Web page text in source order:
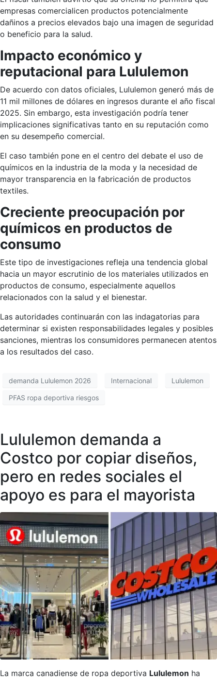
empresas comercialicen productos potencialmente
dañinos a precios elevados bajo una imagen de seguridad
o beneficio para la salud.
Impacto económico y
reputacional para Lululemon
De acuerdo con datos oficiales, Lululemon generó más de
11 mil millones de dólares en ingresos durante el año fiscal
2025. Sin embargo, esta investigación podría tener
implicaciones significativas tanto en su reputación como
en su desempeño comercial.
El caso también pone en el centro del debate el uso de
químicos en la industria de la moda y la necesidad de
mayor transparencia en la fabricación de productos
textiles.
Creciente preocupación por
químicos en productos de
consumo
Este tipo de investigaciones refleja una tendencia global
hacia un mayor escrutinio de los materiales utilizados en
productos de consumo, especialmente aquellos
relacionados con la salud y el bienestar.
Las autoridades continuarán con las indagatorias para
determinar si existen responsabilidades legales y posibles
sanciones, mientras los consumidores permanecen atentos
a los resultados del caso.
demanda Lululemon 2026 Internacional Lululemon
PFAS ropa deportiva riesgos
Lululemon demanda a
Costco por copiar diseños,
pero en redes sociales el
apoyo es para el mayorista
La marca canadiense de ropa deportiva Lululemon ha